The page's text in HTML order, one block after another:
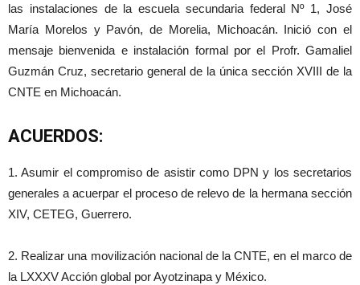
las instalaciones de la escuela secundaria federal Nº 1, José
María Morelos y Pavón, de Morelia, Michoacán. Inició con el
mensaje bienvenida e instalación formal por el Profr. Gamaliel
Guzmán Cruz, secretario general de la única sección XVIII de la
CNTE en Michoacán.
ACUERDOS:
1. Asumir el compromiso de asistir como DPN y los secretarios
generales a acuerpar el proceso de relevo de la hermana sección
XIV, CETEG, Guerrero.
2. Realizar una movilización nacional de la CNTE, en el marco de
la LXXXV Acción global por Ayotzinapa y México.